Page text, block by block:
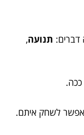
דברים: תנועה,
ככה.
לשחק איתם.